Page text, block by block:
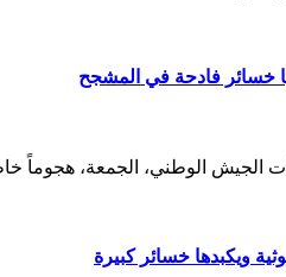
خسائر فادحة في المشجح
الجيش الوطني، الجمعة، هجوماً
ويكبدها خسائر كبيرة